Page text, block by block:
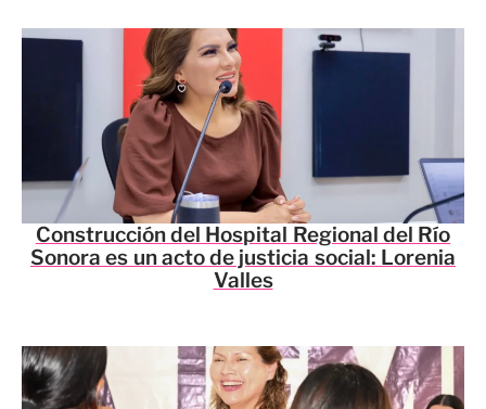
Construcción del Hospital Regional del Río
Sonora es un acto de justicia social: Lorenia
Valles